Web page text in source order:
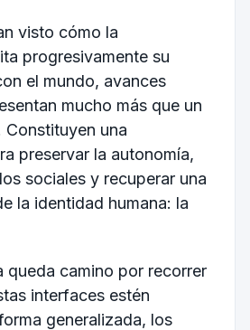
visto cómo la
progresivamente su
el mundo, avances
mucho más que un
una
preservar la autonomía,
sociales y recuperar una
la identidad humana: la
queda camino por recorrer
interfaces estén
generalizada, los